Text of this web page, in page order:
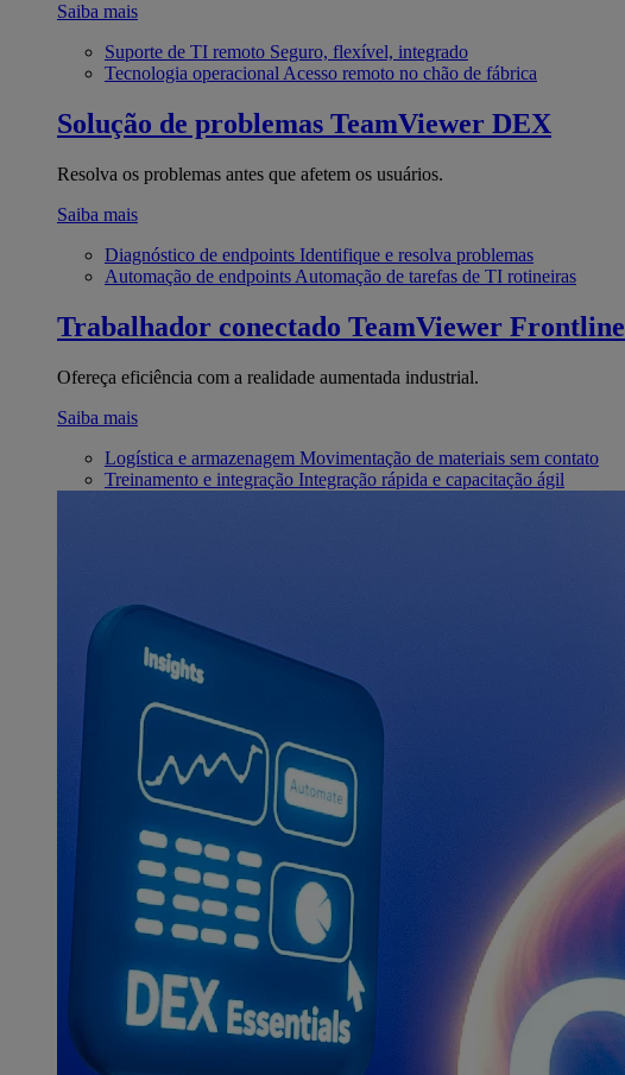
Saiba mais
Suporte de TI remoto Seguro, flexível, integrado
Tecnologia operacional Acesso remoto no chão de fábrica
Solução de problemas TeamViewer DEX
Resolva os problemas antes que afetem os usuários.
Saiba mais
Diagnóstico de endpoints Identifique e resolva problemas
Automação de endpoints Automação de tarefas de TI rotineiras
Trabalhador conectado TeamViewer Frontline
Ofereça eficiência com a realidade aumentada industrial.
Saiba mais
Logística e armazenagem Movimentação de materiais sem contato
Treinamento e integração Integração rápida e capacitação ágil